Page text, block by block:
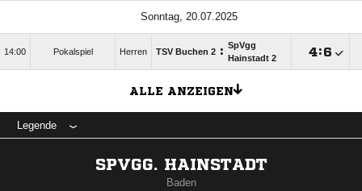
Sonntag, 20.07.2025
14:00 Pokalspiel Herren TSV Buchen 2 : SpVgg
Hainstadt 2
:
ALLE ANZEIGEN
Legende
SPVGG. HAINSTADT
Baden